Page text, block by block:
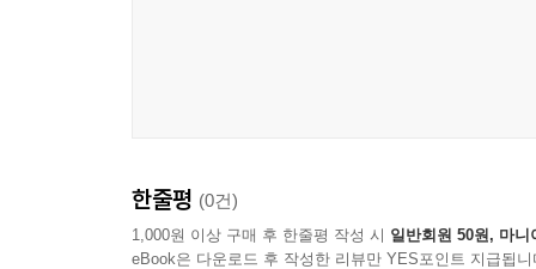
한줄평 (0건)
1,000원 이상 구매 후 한줄평 작성 시 일반회원 50원, 마니
eBook은 다운로드 후 작성한 리뷰만 YES포인트 지급됩니